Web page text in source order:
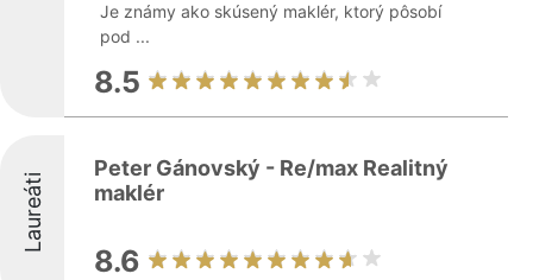
Je známy ako skúsený maklér, ktorý pôsobí
pod ...
8.5
Laureáti
Peter Gánovský - Re/max Realitný
maklér
8.6